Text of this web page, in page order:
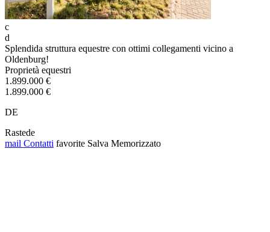
c
d
Splendida struttura equestre con ottimi collegamenti vicino a
Oldenburg!
Proprietà equestri
1.899.000 €
1.899.000 €
DE
Rastede
mail Contatti favorite Salva Memorizzato